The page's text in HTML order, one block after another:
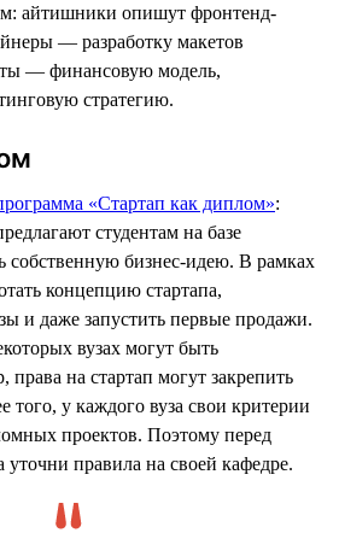
айтишники опишут фронтенд-
— разработку макетов
— финансовую модель,
стратегию.
«Стартап как диплом»:
студентам на базе
собственную бизнес-идею. В рамках
концепцию стартапа,
и даже запустить первые продажи.
вузах могут быть
на стартап могут закрепить
того, у каждого вуза свои критерии
проектов. Поэтому перед
правила на своей кафедре.